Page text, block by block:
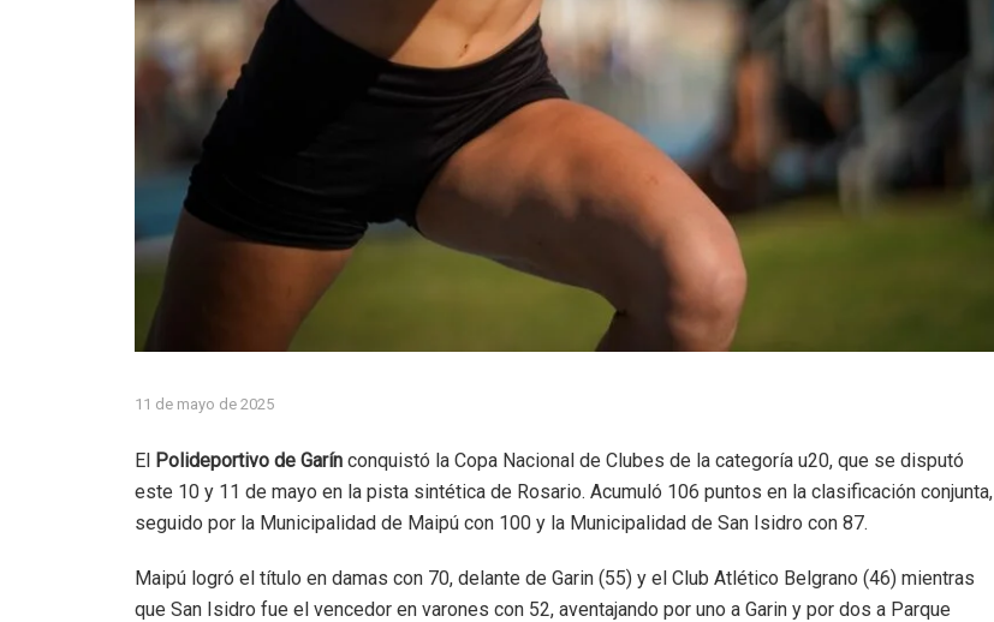
11 de mayo de 2025
El Polideportivo de Garín conquistó la Copa Nacional de Clubes de la categoría u20, que se disputó
este 10 y 11 de mayo en la pista sintética de Rosario. Acumuló 106 puntos en la clasificación conjunta,
seguido por la Municipalidad de Maipú con 100 y la Municipalidad de San Isidro con 87.
Maipú logró el título en damas con 70, delante de Garin (55) y el Club Atlético Belgrano (46) mientras
que San Isidro fue el vencedor en varones con 52, aventajando por uno a Garin y por dos a Parque